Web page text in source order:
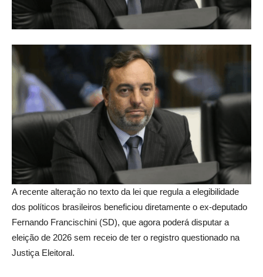
A recente alteração no texto da lei que regula a elegibilidade
dos políticos brasileiros beneficiou diretamente o ex-deputado
Fernando Francischini (SD), que agora poderá disputar a
eleição de 2026 sem receio de ter o registro questionado na
Justiça Eleitoral.